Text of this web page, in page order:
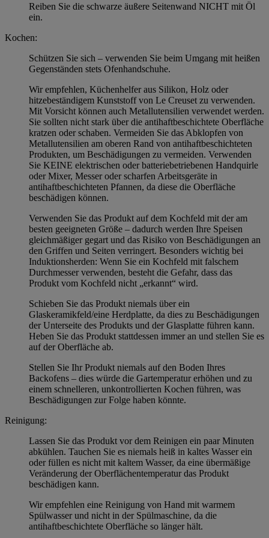
Reiben Sie die schwarze äußere Seitenwand NICHT mit Öl
ein.
Kochen:
Schützen Sie sich – verwenden Sie beim Umgang mit heißen
Gegenständen stets Ofenhandschuhe.
Wir empfehlen, Küchenhelfer aus Silikon, Holz oder
hitzebeständigem Kunststoff von Le Creuset zu verwenden.
Mit Vorsicht können auch Metallutensilien verwendet werden.
Sie sollten nicht stark über die antihaftbeschichtete Oberfläche
kratzen oder schaben. Vermeiden Sie das Abklopfen von
Metallutensilien am oberen Rand von antihaftbeschichteten
Produkten, um Beschädigungen zu vermeiden. Verwenden
Sie KEINE elektrischen oder batteriebetriebenen Handquirle
oder Mixer, Messer oder scharfen Arbeitsgeräte in
antihaftbeschichteten Pfannen, da diese die Oberfläche
beschädigen können.
Verwenden Sie das Produkt auf dem Kochfeld mit der am
besten geeigneten Größe – dadurch werden Ihre Speisen
gleichmäßiger gegart und das Risiko von Beschädigungen an
den Griffen und Seiten verringert. Besonders wichtig bei
Induktionsherden: Wenn Sie ein Kochfeld mit falschem
Durchmesser verwenden, besteht die Gefahr, dass das
Produkt vom Kochfeld nicht „erkannt“ wird.
Schieben Sie das Produkt niemals über ein
Glaskeramikfeld/eine Herdplatte, da dies zu Beschädigungen
der Unterseite des Produkts und der Glasplatte führen kann.
Heben Sie das Produkt stattdessen immer an und stellen Sie es
auf der Oberfläche ab.
Stellen Sie Ihr Produkt niemals auf den Boden Ihres
Backofens – dies würde die Gartemperatur erhöhen und zu
einem schnelleren, unkontrollierten Kochen führen, was
Beschädigungen zur Folge haben könnte.
Reinigung:
Lassen Sie das Produkt vor dem Reinigen ein paar Minuten
abkühlen. Tauchen Sie es niemals heiß in kaltes Wasser ein
oder füllen es nicht mit kaltem Wasser, da eine übermäßige
Veränderung der Oberflächentemperatur das Produkt
beschädigen kann.
Wir empfehlen eine Reinigung von Hand mit warmem
Spülwasser und nicht in der Spülmaschine, da die
antihaftbeschichtete Oberfläche so länger hält.